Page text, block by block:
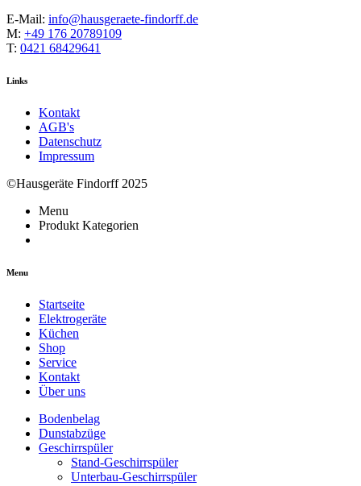
E-Mail: info@hausgeraete-findorff.de
M: +49 176 20789109
T: 0421 68429641
Links
Kontakt
AGB's
Datenschutz
Impressum
©Hausgeräte Findorff 2025
Menu
Produkt Kategorien
Menu
Startseite
Elektrogeräte
Küchen
Shop
Service
Kontakt
Über uns
Bodenbelag
Dunstabzüge
Geschirrspüler
Stand-Geschirrspüler
Unterbau-Geschirrspüler